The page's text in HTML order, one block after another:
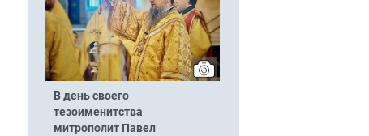
В день своего
тезоименитства
митрополит Павел